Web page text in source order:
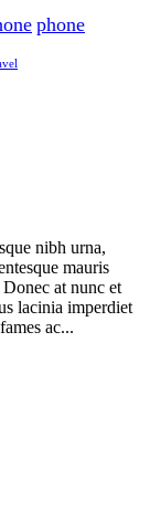
phone
nibh urna,
mauris
at nunc et
lacinia imperdiet
ac...